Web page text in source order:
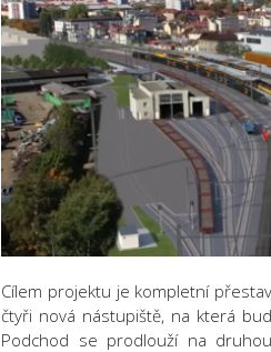
Cílem projektu je kompletní
čtyři nová nástupiště, na která
Podchod se prodlouží na